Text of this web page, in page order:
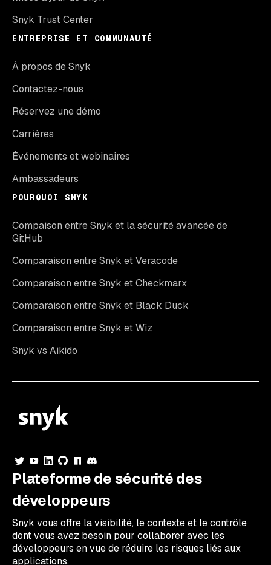
Snyk Trust Center
ENTREPRISE ET COMMUNAUTÉ
À propos de Snyk
Contactez-nous
Réservez une démo
Carrières
Événements et webinaires
Ambassadeurs
POURQUOI SNYK
Compaison entre Snyk et la sécurité avancée de
GitHub
Comparaison entre Snyk et Veracode
Comparaison entre Snyk et Checkmarx
Comparaison entre Snyk et Black Duck
Comparaison entre Snyk et Wiz
Snyk vs Aikido
Plateforme de sécurité des
développeurs
Snyk vous offre la visibilité, le contexte et le contrôle
dont vous avez besoin pour collaborer avec les
développeurs en vue de réduire les risques liés aux
applications.